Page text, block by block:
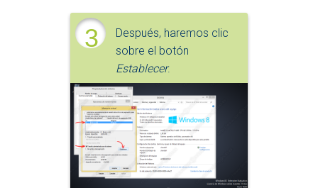
3
Después, haremos clic
sobre el botón
Establecer.